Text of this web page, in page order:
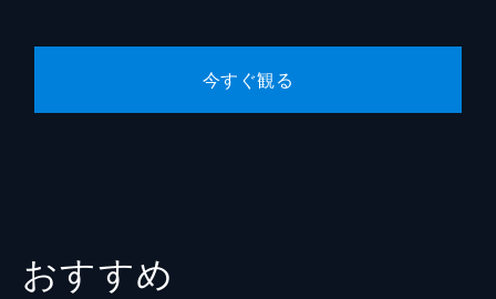
今すぐ観る
おすすめ